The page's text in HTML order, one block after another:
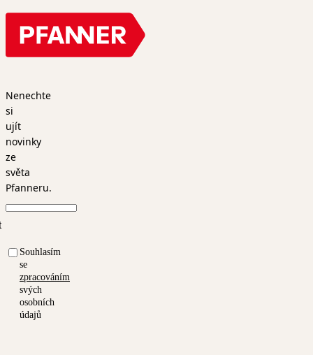
Nenechte
si
ujít
novinky
ze
světa
Pfanneru.
Souhlasím
se
zpracováním
svých
osobních
údajů